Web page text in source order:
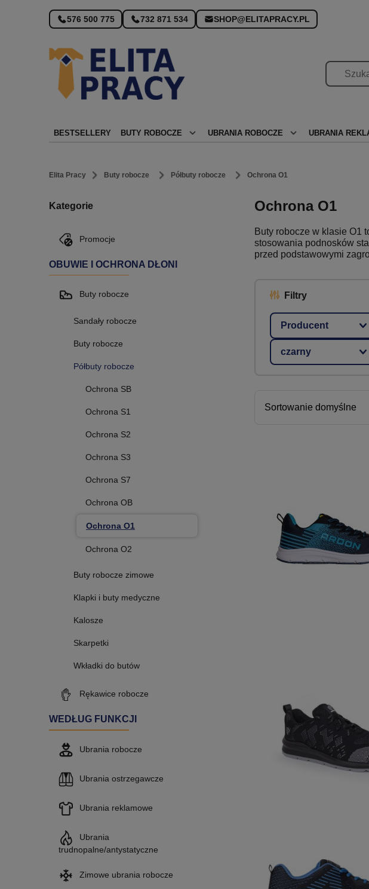
576 500 775 732 871 534 SHOP@ELITAPRACY.PL
BESTSELLERY BUTY ROBOCZE UBRANIA ROBOCZE UBRANIA
Elita Pracy Buty robocze Półbuty robocze Ochrona O1
Kategorie
Promocje
OBUWIE I OCHRONA DŁONI
Buty robocze
Sandały robocze
Buty robocze
Półbuty robocze
Ochrona SB
Ochrona S1
Ochrona S2
Ochrona S3
Ochrona S7
Ochrona OB
Ochrona O1
Ochrona O2
Buty robocze zimowe
Klapki i buty medyczne
Kalosze
Skarpetki
Wkładki do butów
Rękawice robocze
WEDŁUG FUNKCJI
Ubrania robocze
Ubrania ostrzegawcze
Ubrania reklamowe
Ubrania
trudnopalne/antystatyczne
Zimowe ubrania robocze
Ochrona O1
Buty robocze w klasie O1
stosowania podnosków
przed podstawowymi
Filtry
Producent
czarny